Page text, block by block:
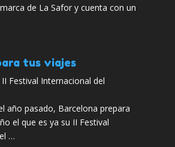
de La Safor y cuenta con un
tus viajes
Festival Internacional del
año pasado, Barcelona prepara
el que es ya su II Festival
…